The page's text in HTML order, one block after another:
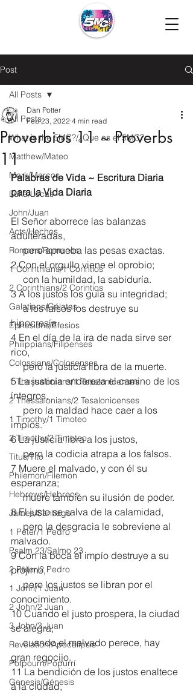
Post
All Posts
What is the 5MC?/¿Que es el 5MC?
Matthew/Mateo
Mark/Marcos
Luke/Lucas
John/Juan
Acts/Hechos
Romans/Romanos
1 Corinthians/1 Corintios
2 Corinthians/2 Corintios
Galatians/Gálatas
Ephesians/Efesios
Philippians/Filipenses
Colossians/Colosenses
1 Thessalonians/1 Tesalonicenses
2 Thessalonians/2 Tesalonicenses
1 Timothy/1 Timoteo
2 Timothy/2 Timoteo
Titus/Tito
Philemon/Filemon
Hebrews/Hebreos
James/Santiago
1 Peter/1 Pedro
Psalm 23/Salmo 23
2 Peter/2 Pedro
1 John/1 Juan
2 John/2 Juan
3 John/3 Juan
Revelation/Apocalipsis
Potpourri/Popurrí
Genesis/Génesis
All Posts
Proverbios 11 ~ Proverbs
11
Dan Potter
Feb 23, 2022 4 min read
Palabras de Vida ~ Escritura Diaria
para la Vida Diaria
El Señor aborrece las balanzas
adulteradas,
     pero aprueba las pesas exactas.
2 Con el orgullo viene el oprobio;
     con la humildad, la sabiduría.
3 A los justos los guía su integridad;
     a los falsos los destruye su
hipocresía.
4 En el día de la ira de nada sirve ser
rico,
     pero la justicia libra de la muerte.
5 La justicia endereza el camino de los
íntegros,
impíos.
6 La justicia libra a los justos,
     pero la codicia atrapa a los falsos.
7 Muere el malvado, y con él su
esperanza;
     muere también su ilusión de poder.
8 El justo se salva de la calamidad,
     pero la desgracia le sobreviene al
malvado.
9 Con la boca el impío destruye a su
prójimo,
     pero los justos se libran por el
conocimiento.
10 Cuando el justo prospera, la ciudad
se alegra;
     cuando el malvado perece, hay
gran regocijo.
11 La bendición de los justos enaltece
a la ciudad,